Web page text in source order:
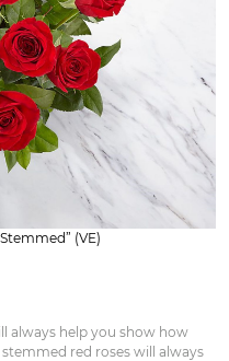
(VE)
always help you show how
red roses will always